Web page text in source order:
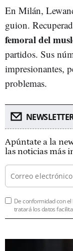
En Milán,
guion.
femoral del
partidos. Sus
impresionantes,
problemas.
Apúntate a la
las noticias más
De conformidad con el
tratará los datos